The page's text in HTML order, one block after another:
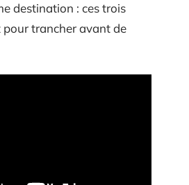
destination : ces trois
trancher avant de